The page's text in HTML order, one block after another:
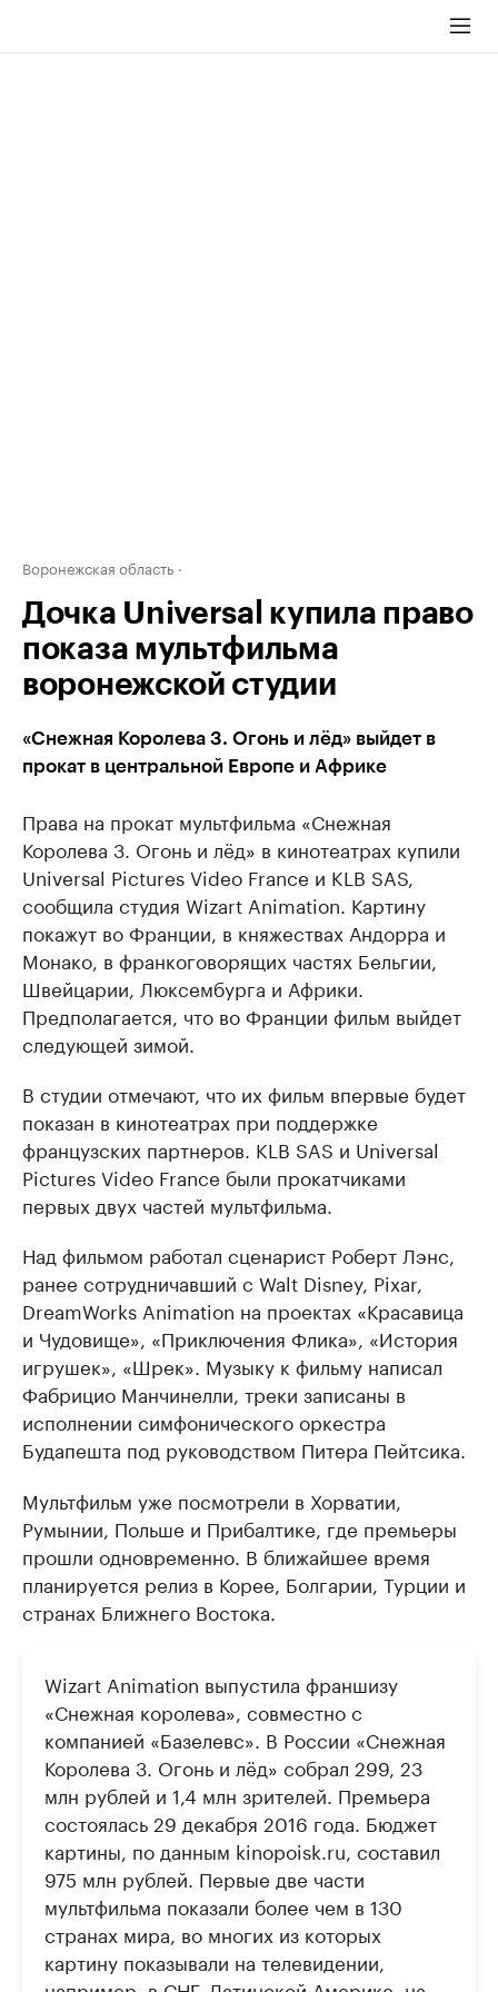
Воронежская область
Дочка Universal купила право
показа мультфильма
воронежской студии
«Снежная Королева 3. Огонь и лёд» выйдет в
прокат в центральной Европе и Африке
Права на прокат мультфильма «Снежная
Королева 3. Огонь и лёд» в кинотеатрах купили
Universal Pictures Video France и KLB SAS,
сообщила студия Wizart Animation. Картину
покажут во Франции, в княжествах Андорра и
Монако, в франкоговорящих частях Бельгии,
Швейцарии, Люксембурга и Африки.
Предполагается, что во Франции фильм выйдет
следующей зимой.
В студии отмечают, что их фильм впервые будет
показан в кинотеатрах при поддержке
французских партнеров. KLB SAS и Universal
Pictures Video France были прокатчиками
первых двух частей мультфильма.
Над фильмом работал сценарист Роберт Лэнс,
ранее сотрудничавший с Walt Disney, Pixar,
DreamWorks Animation на проектах «Красавица
и Чудовище», «Приключения Флика», «История
игрушек», «Шрек». Музыку к фильму написал
Фабрицио Манчинелли, треки записаны в
исполнении симфонического оркестра
Будапешта под руководством Питера Пейтсика.
Мультфильм уже посмотрели в Хорватии,
Румынии, Польше и Прибалтике, где премьеры
прошли одновременно. В ближайшее время
планируется релиз в Корее, Болгарии, Турции и
странах Ближнего Востока.
Wizart Animation выпустила франшизу
«Снежная королева», совместно с
компанией «Базелевс». В России «Снежная
Королева 3. Огонь и лёд» собрал 299, 23
млн рублей и 1,4 млн зрителей. Премьера
состоялась 29 декабря 2016 года. Бюджет
картины, по данным kinopoisk.ru, составил
975 млн рублей. Первые две части
мультфильма показали более чем в 130
странах мира, во многих из которых
картину показывали на телевидении,